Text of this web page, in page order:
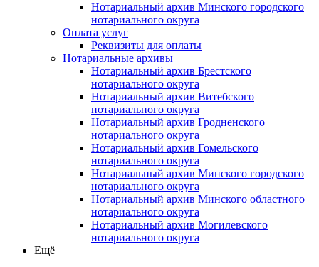
Нотариальный архив Минского городского
нотариального округа
Оплата услуг
Реквизиты для оплаты
Нотариальные архивы
Нотариальный архив Брестского
нотариального округа
Нотариальный архив Витебского
нотариального округа
Нотариальный архив Гродненского
нотариального округа
Нотариальный архив Гомельского
нотариального округа
Нотариальный архив Минского городского
нотариального округа
Нотариальный архив Минского областного
нотариального округа
Нотариальный архив Могилевского
нотариального округа
Ещё